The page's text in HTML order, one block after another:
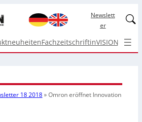
Newslett
er
FachzeitschriftinVISION Top
18 2018»Omron eröffnet Innovation